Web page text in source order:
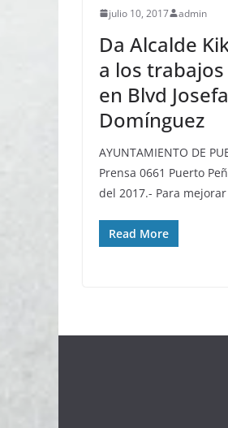
julio 10, 2017 admin
Da Alcalde
a los
en Blvd
Domínguez
AYUNTAMIENTO DE
Prensa 0661 Puerto
del 2017.- Para
Read More